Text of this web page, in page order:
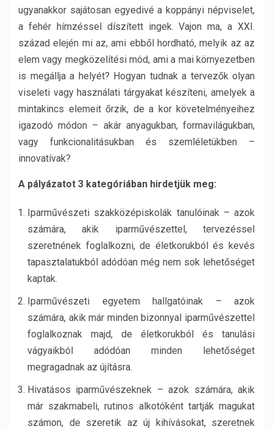
ugyanakkor sajátosan egyedivé a koppányi népviselet,
a fehér hímzéssel díszített ingek. Vajon ma, a XXI.
század elején mi az, ami ebből hordható, melyik az az
elem vagy megközelítési mód, ami a mai környezetben
is megállja a helyét? Hogyan tudnak a tervezők olyan
viseleti vagy használati tárgyakat készíteni, amelyek a
mintakincs elemeit őrzik, de a kor követelményeihez
igazodó módon – akár anyagukban, formavilágukban,
vagy funkcionalitásukban és szemléletükben –
innovatívak?
A pályázatot 3 kategóriában hirdetjük meg:
Iparművészeti szakközépiskolák tanulóinak – azok
számára, akik iparművészettel, tervezéssel
szeretnének foglalkozni, de életkorukból és kevés
tapasztalatukból adódóan még nem sok lehetőséget
kaptak.
Iparművészeti egyetem hallgatóinak – azok
számára, akik már minden bizonnyal iparművészettel
foglalkoznak majd, de életkorukból és tanulási
vágyaikból adódóan minden lehetőséget
megragadnak az újításra.
Hivatásos iparművészeknek – azok számára, akik
már szakmabeli, rutinos alkotóként tartják magukat
számon, de szeretik az új kihívásokat, szeretnek